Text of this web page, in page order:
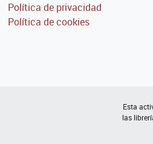
Política de privacidad
Política de cookies
Esta
las